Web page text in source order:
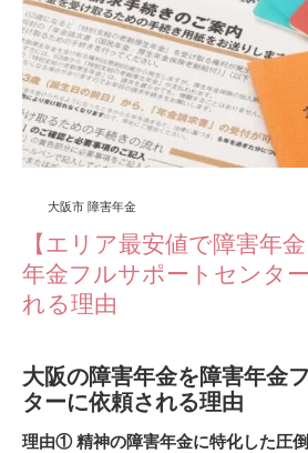
大阪市 障害年金
【エリア最安値で障害年
年金フルサポートセンタ
れる理由
大阪の障害年金を障害年金
ターに依頼される理由
理由① 精神の障害年金に特化した圧